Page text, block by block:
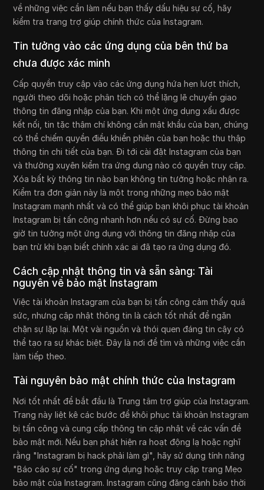
về những việc cần làm nếu bạn thấy dấu hiệu sự cố, hãy
kiểm tra trang trợ giúp chính thức của Instagram.
Tin tưởng vào các ứng dụng của bên thứ ba
chưa được xác minh
Cấp quyền truy cập vào các ứng dụng hứa hẹn lượt thích,
người theo dõi hoặc phân tích có thể lặng lẽ chuyển giao
thông tin đăng nhập của bạn. Khi một ứng dụng xấu được
kết nối, tin tặc thậm chí không cần mật khẩu của bạn, chúng
có thể chiếm quyền điều khiển phiên của bạn hoặc thu thập
thông tin chi tiết của bạn. Đi tới cài đặt Instagram của bạn
và thường xuyên kiểm tra ứng dụng nào có quyền truy cập.
Xóa bất kỳ thông tin nào bạn không tin tưởng hoặc nhận ra.
Kiểm tra đơn giản này là một trong những mẹo bảo mật
Instagram mạnh nhất và có thể giúp bạn khôi phục tài khoản
Instagram bị tấn công nhanh hơn nếu có sự cố. Đừng bao
giờ tin tưởng một ứng dụng với thông tin đăng nhập của
bạn trừ khi bạn biết chính xác ai đã tạo ra ứng dụng đó.
Cách cập nhật thông tin và sẵn sàng: Tài
nguyên về bảo mật Instagram
Việc tài khoản Instagram của bạn bị tấn công cảm thấy quá
sức, nhưng cập nhật thông tin là cách tốt nhất để ngăn
chặn sự lặp lại. Một vài nguồn và thói quen đáng tin cậy có
thể tạo ra sự khác biệt. Đây là nơi để tìm và những việc cần
làm tiếp theo.
Tài nguyên bảo mật chính thức của Instagram
Nơi tốt nhất để bắt đầu là Trung tâm trợ giúp của Instagram.
Trang này liệt kê các bước để khôi phục tài khoản Instagram
bị tấn công và cung cấp thông tin cập nhật về các vấn đề
bảo mật mới. Nếu bạn phát hiện ra hoạt động lạ hoặc nghĩ
rằng "Instagram bị hack phải làm gì", hãy sử dụng tính năng
"Báo cáo sự cố" trong ứng dụng hoặc truy cập trang Mẹo
bảo mật của Instagram. Instagram cũng đăng cảnh báo thời